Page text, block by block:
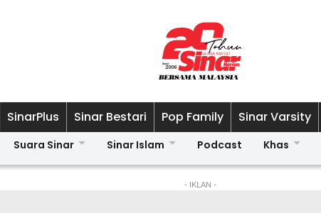
SinarPlus Sinar Bestari Pop Family Sinar Varsity
Suara Sinar Sinar Islam Podcast Khas
- IKLAN -